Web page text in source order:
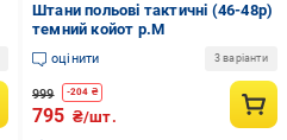
Штани польові тактичні (46-48р)
темний койот р.M
оцінити 3 варіанти
999 -204 ₴
795 ₴/шт.